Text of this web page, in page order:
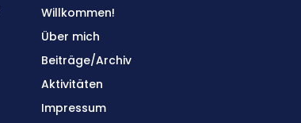
Willkommen!
Über mich
Beiträge/Archiv
Aktivitäten
Impressum